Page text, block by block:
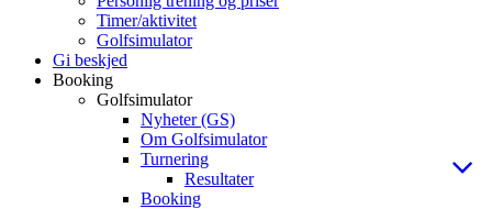
Timer/aktivitet
Golfsimulator
Gi beskjed
Booking
Golfsimulator
Nyheter (GS)
Om Golfsimulator
Turnering
Resultater
Booking